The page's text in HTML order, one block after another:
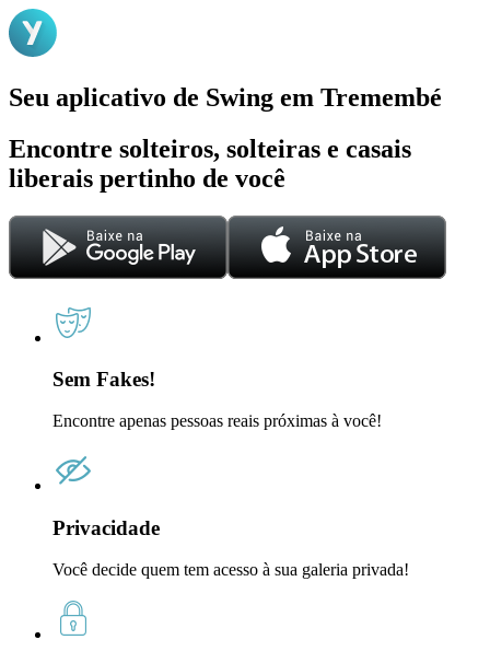
Seu aplicativo de Swing em Tremembé
Encontre solteiros, solteiras e casais
liberais pertinho de você
Sem Fakes!
Encontre apenas pessoas reais próximas à você!
Privacidade
Você decide quem tem acesso à sua galeria privada!